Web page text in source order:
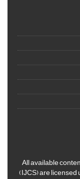
All available
(IJCS) are licensed